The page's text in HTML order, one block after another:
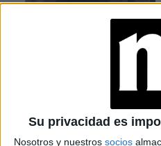
Su privacidad es
Nosotros y nuestros socios